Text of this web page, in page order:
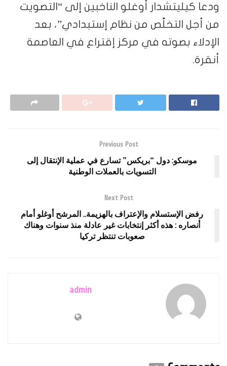
ودعا كيليتشدار أوغلو الناخبين إلى “التصويت
من أجل التخلّص من نظام إستبدادي”، بعد
الإدلاء بصوته في مركز إقتراع في العاصمة
أنقرة.
Previous Post
موسكو: دول “بريكس” تسارع في عملية الإنتقال إلى
التسويات بالعملات الوطنية
Next Post
رفض الإستسلام والإعتراف بالهزيمة.. المرشح أوغلو أمام
أنصاره : هذه أكثر إنتخابات غير عادلة منذ سنوات وهناك
صعوبات تنتظر تركيا
admin